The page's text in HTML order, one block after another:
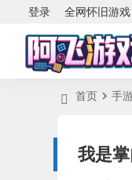
全网怀旧游
登录
首页 手
我是掌